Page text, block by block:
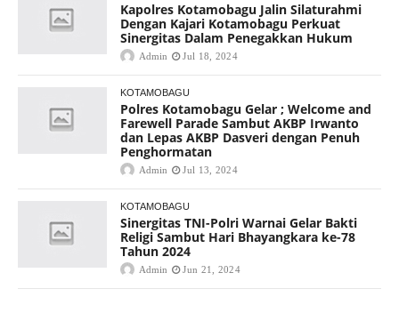
Kapolres Kotamobagu Jalin Silaturahmi
Dengan Kajari Kotamobagu Perkuat
Sinergitas Dalam Penegakkan Hukum
Admin Jul 18, 2024
KOTAMOBAGU
Polres Kotamobagu Gelar ; Welcome and
Farewell Parade Sambut AKBP Irwanto
dan Lepas AKBP Dasveri dengan Penuh
Penghormatan
Admin Jul 13, 2024
KOTAMOBAGU
Sinergitas TNI-Polri Warnai Gelar Bakti
Religi Sambut Hari Bhayangkara ke-78
Tahun 2024
Admin Jun 21, 2024